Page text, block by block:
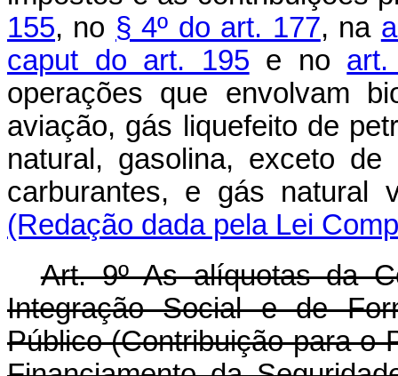
155, no § 4º do art. 177, na
caput do art. 195 e no
operações que envolvam
aviação, gás liquefeito de
natural, gasolina, exceto
carburantes, e gás
(Redação dada pela Lei
Art. 9º As alíquotas da
Integração Social e de
Público (Contribuição para o